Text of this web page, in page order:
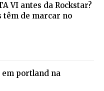
VI antes da Rockstar?
têm de marcar no
em portland na